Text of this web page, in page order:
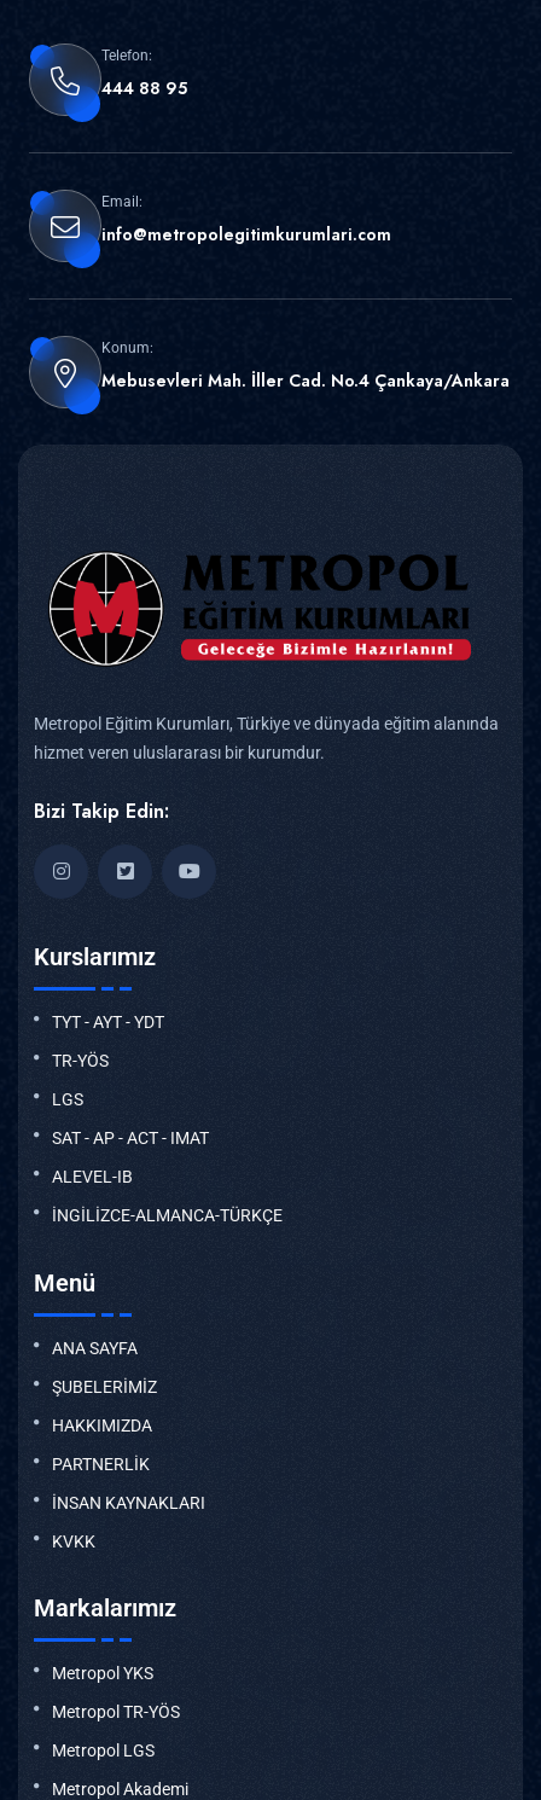
Telefon:
444 88 95
Email:
info@metropolegitimkurumlari.com
Konum:
Mebusevleri Mah. İller Cad. No.4 Çankaya/Ankara
Metropol Eğitim Kurumları, Türkiye ve dünyada eğitim alanında
hizmet veren uluslararası bir kurumdur.
Bizi Takip Edin:
Kurslarımız
TYT - AYT - YDT
TR-YÖS
LGS
SAT - AP - ACT - IMAT
ALEVEL-IB
İNGİLİZCE-ALMANCA-TÜRKÇE
Menü
ANA SAYFA
ŞUBELERİMİZ
HAKKIMIZDA
PARTNERLİK
İNSAN KAYNAKLARI
KVKK
Markalarımız
Metropol YKS
Metropol TR-YÖS
Metropol LGS
Metropol Akademi